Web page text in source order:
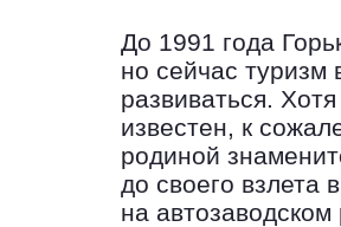
До 1991 года
но сейчас туризм
развиваться.
известен, к
родиной
до своего взлета
на автозаводском